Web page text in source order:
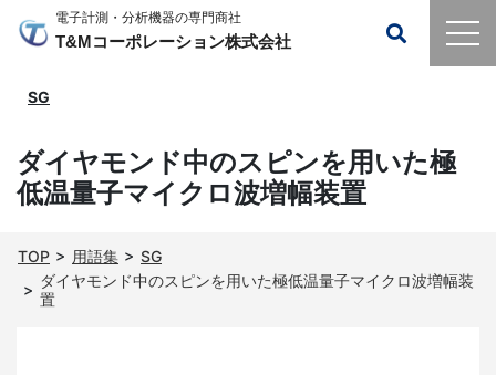
電子計測・分析機器の専門商社
T&Mコーポレーション株式会社
SG
ダイヤモンド中のスピンを用いた極
低温量子マイクロ波増幅装置
TOP 用語集
SG
ダイヤモンド中のスピンを用いた極低温量子マイクロ波増幅装
置